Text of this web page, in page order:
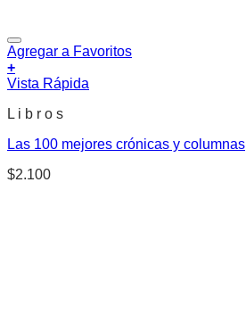
Agregar a Favoritos
+
Vista Rápida
L i b r o s
Las 100 mejores crónicas y columnas
$2.100